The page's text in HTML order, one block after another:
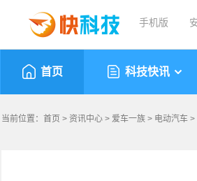
手机版
首页 科技快讯
当前位置： 首页 > 资讯中心 > 爱车一族 > 电动汽车 >